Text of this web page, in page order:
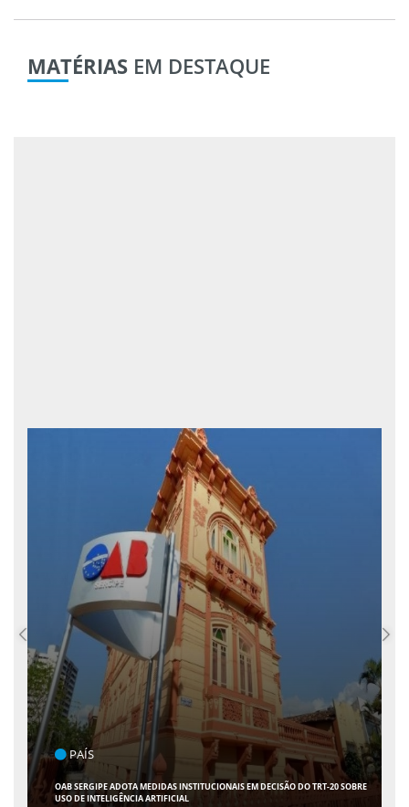
MATÉRIAS EM DESTAQUE
PAÍS
OAB SERGIPE ADOTA MEDIDAS INSTITUCIONAIS EM DECISÃO DO TRT-20 SOBRE
USO DE INTELIGÊNCIA ARTIFICIAL